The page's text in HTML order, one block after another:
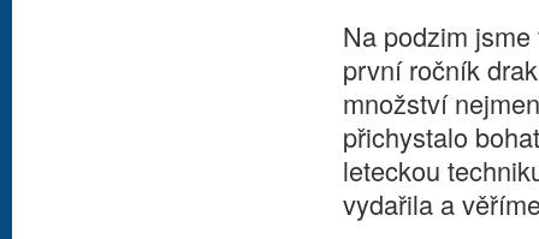
Na podzim
první ročník
množství
přichystalo
leteckou
vydařila a